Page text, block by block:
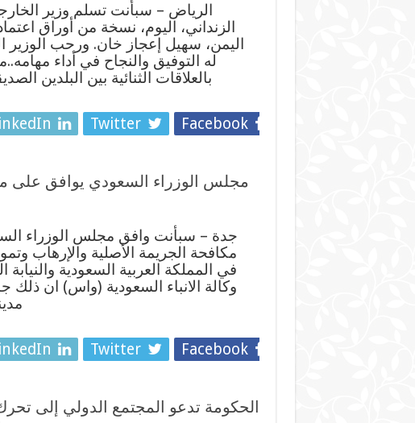
الرياض – سبأنت تسلم وزير
الزنداني، اليوم، نسخة من أوراق
اليمن، سهيل إعجاز خان. ورحب الوزير
له التوفيق والنجاح في أداء
بالعلاقات الثنائية بين البلدين
Facebook
Twitter
مجلس الوزراء السعودي يوافق على
جدة – سبأنت وافق مجلس الوزراء
مكافحة الجريمة الأصلية والإرهاب
في المملكة العربية السعودية
وكالة الانباء السعودية (واس) ان ذلك
Facebook
Twitter
الحكومة تدعو المجتمع الدولي إلى